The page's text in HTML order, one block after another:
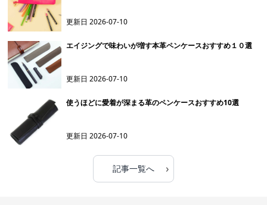
更新日2026-07-10
エイジングで味わいが増す本革ペンケースおすすめ１０選
更新日2026-07-10
使うほどに愛着が深まる革のペンケースおすすめ10選
更新日2026-07-10
記事一覧へ ›